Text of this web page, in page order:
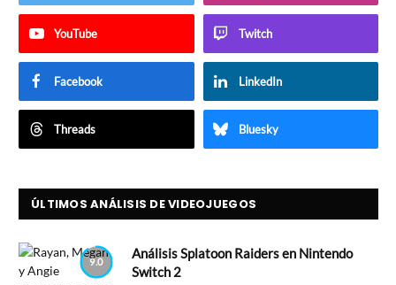
YouTube Twitch
Facebook LinkedIn
Threads Bluesky
ÚLTIMOS ANÁLISIS DE VIDEOJUEGOS
9.0
Análisis Splatoon Raiders en Nintendo
Switch 2